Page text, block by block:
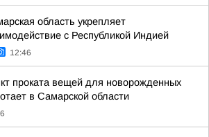
область укрепляет
с Республикой Индией
12:46
проката вещей для новорожденных
в Самарской области